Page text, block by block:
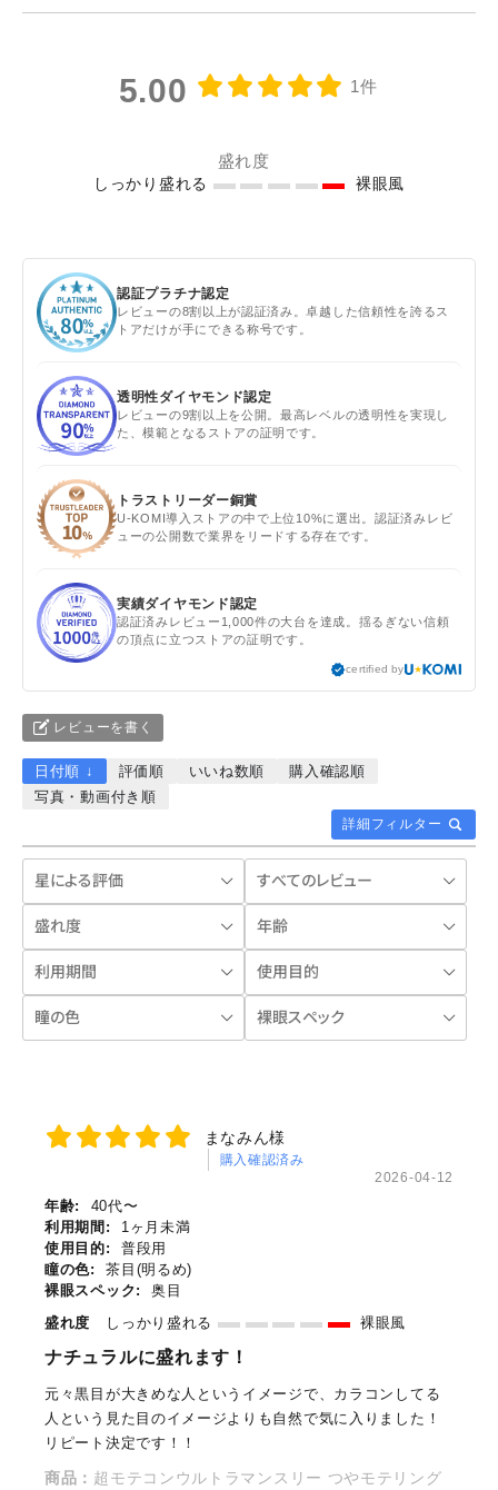
5.00 1件
盛れ度
しっかり盛れる 裸眼風
認証プラチナ認定
レビューの8割以上が認証済み。卓越した信頼性を誇るス
トアだけが手にできる称号です。
透明性ダイヤモンド認定
レビューの9割以上を公開。最高レベルの透明性を実現し
た、模範となるストアの証明です。
トラストリーダー銅賞
U-KOMI導入ストアの中で上位10%に選出。認証済みレビ
ューの公開数で業界をリードする存在です。
実績ダイヤモンド認定
認証済みレビュー1,000件の大台を達成。揺るぎない信頼
の頂点に立つストアの証明です。
certified by
レビューを書く
詳細フィルター
日付順 ↓ 評価順 いいね数順
購入確認順
写真・動画付き順
まなみん様
購入確認済み
2026-04-12
年齢:
40代〜
利用期間:
1ヶ月未満
使用目的:
普段用
瞳の色:
茶目(明るめ)
裸眼スペック:
奥目
盛れ度
しっかり盛れる 裸眼風
ナチュラルに盛れます！
元々黒目が大きめな人というイメージで、カラコンしてる
人という見た目のイメージよりも自然で気に入りました！
リピート決定です！！
商品： 超モテコンウルトラマンスリー つやモテリング